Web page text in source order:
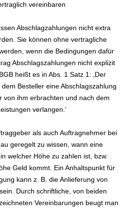
vereinbaren
Abschlagzahlungen nicht extra
Sie können ohne vertragliche
wenn die Bedingungen dafür
Abschlagszahlungen nicht explizit
heißt es in Abs. 1 Satz 1: ‚Der
Besteller eine Abschlagszahlung
von ihm erbrachten und nach dem
verlangen.‘
als auch Auftragnehmer bei
geregelt zu wissen, wann eine
welcher Höhe zu zahlen ist, bzw.
Geld kommt. Ein Anhaltspunkt für
kann z. B. die Anlieferung von
Durch schriftliche, von beiden
Vereinbarungen beugt man